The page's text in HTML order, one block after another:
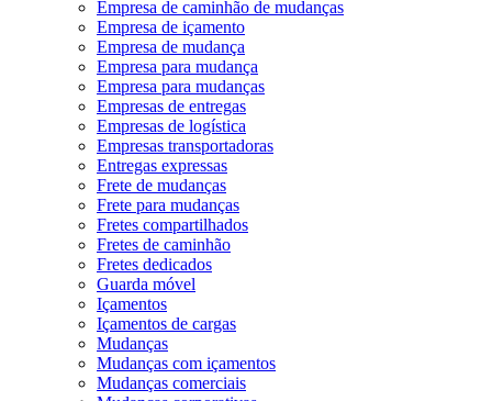
Empresa de caminhão de mudanças
Empresa de içamento
Empresa de mudança
Empresa para mudança
Empresa para mudanças
Empresas de entregas
Empresas de logística
Empresas transportadoras
Entregas expressas
Frete de mudanças
Frete para mudanças
Fretes compartilhados
Fretes de caminhão
Fretes dedicados
Guarda móvel
Içamentos
Içamentos de cargas
Mudanças
Mudanças com içamentos
Mudanças comerciais